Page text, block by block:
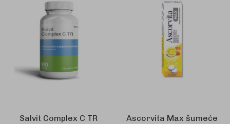
Salvit Complex C TR
Ascorvita Max šumeće